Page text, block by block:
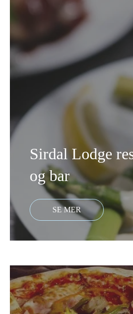
Sirdal Lodge
og bar